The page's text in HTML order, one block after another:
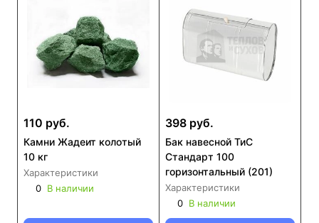
110 руб.
Камни Жадеит колотый
10 кг
Характеристики
0 В наличии
398 руб.
Бак навесной ТиС
Стандарт 100
горизонтальный (201)
Характеристики
0 В наличии